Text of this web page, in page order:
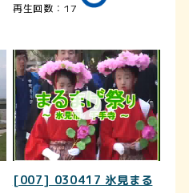
再生回数：17
[007] 030417 氷見まる